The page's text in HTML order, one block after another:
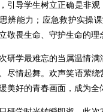
引导学生树立正确是非
辨能力；应急救护实操
敬畏生命、守护生命的理
研学最难忘的当属温情
尽情起舞。欢声笑语萦
美好的青春画面，成为全